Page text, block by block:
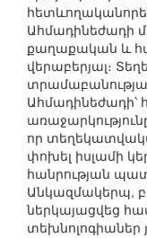
Ահմադինեժադի
քաղաքական և
վերաբերյալ։
Ահմադինեժադի՝
որ
փոխել իսլամի
հանրության
Անկազմակերպ,
ներկայացվեց
տեխնոլոգիաներ